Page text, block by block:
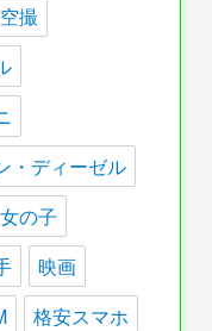
撮
・ディーゼル
女の子
映画
格安スマホ